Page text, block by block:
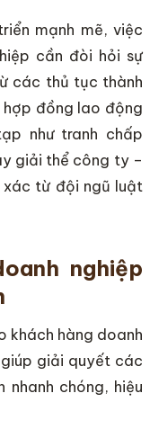
mạnh mẽ, việc
cần đòi hỏi sự
các thủ tục thành
hợp đồng lao động
như tranh chấp
giải thể công ty –
xác từ đội ngũ luật
nghiệp
khách hàng doanh
giải quyết các
chóng, hiệu